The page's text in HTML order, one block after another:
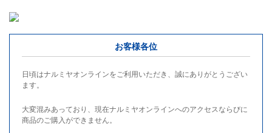
お客様各位
日頃はナルミヤオンラインをご利用いただき、誠にありがとうござい
ます。
大変混みあっており、現在ナルミヤオンラインへのアクセスならびに
商品のご購入ができません。